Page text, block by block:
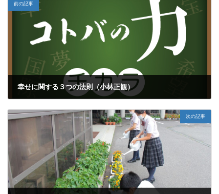
前の記事
幸せに関する３つの法則（小林正観）
次の記事